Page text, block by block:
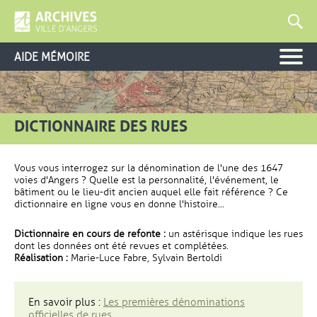
AIDE MÉMOIRE
DICTIONNAIRE DES RUES
Vous vous interrogez sur la dénomination de l'une des 1647
voies d'Angers ? Quelle est la personnalité, l'événement, le
bâtiment ou le lieu-dit ancien auquel elle fait référence ? Ce
dictionnaire en ligne vous en donne l'histoire...
Dictionnaire en cours de refonte : un astérisque indique les rues
dont les données ont été revues et complétées.
Réalisation : Marie-Luce Fabre, Sylvain Bertoldi
En savoir plus : Les premières dénominations